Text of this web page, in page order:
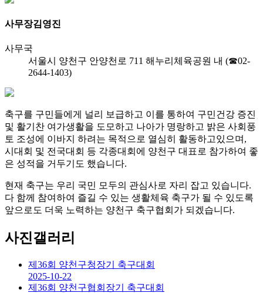
사무장김영진
사무국
서울시 양천구 안양천로 711 해누리체육공원 내 (☎02-
2644-1403)
축구를 구민들에게 널리 보급하고 이를 통하여 구민건강 증진
및 활기찬 여가생활을 도모하고 나아가 명랑하고 밝은 사회풍
토 조성에 이바지 하려는 목적으로 열심히 활동하고있으며,
시대회 및 전국대회 등 각종대회에 양천구 대표로 참가하여 좋
은 성적을 거두기도 했습니다.
현재 축구는 우리 국민 모두의 관심사로 자리 잡고 있습니다.
다 함께 참여하여 즐길 수 있는 생활체육 축구가 될 수 있도록
앞으로도 더욱 노력하는 양천구 축구협회가 되겠습니다.
사진갤러리
제36회 양천구청장기 축구대회
2025-10-22
제36회 양천구협회장기 축구대회